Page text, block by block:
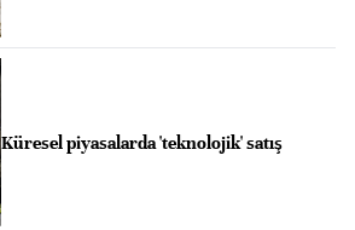
Küresel piyasalarda 'teknolojik' satış